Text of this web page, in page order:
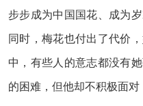
步步成为中国国花、成为
同时，梅花也付出了代价
中，有些人的意志都没有
的困难，但他却不积极面对